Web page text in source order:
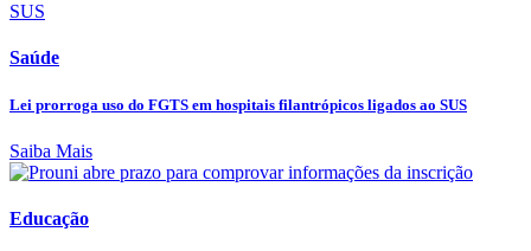
Saúde
Lei prorroga uso do FGTS em hospitais filantrópicos ligados ao SUS
Saiba Mais
Educação